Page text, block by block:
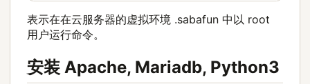
表示在在云服务器的虚拟环境 .sabafun 中以 root
用户运行命令。
安装 Apache, Mariadb, Python3